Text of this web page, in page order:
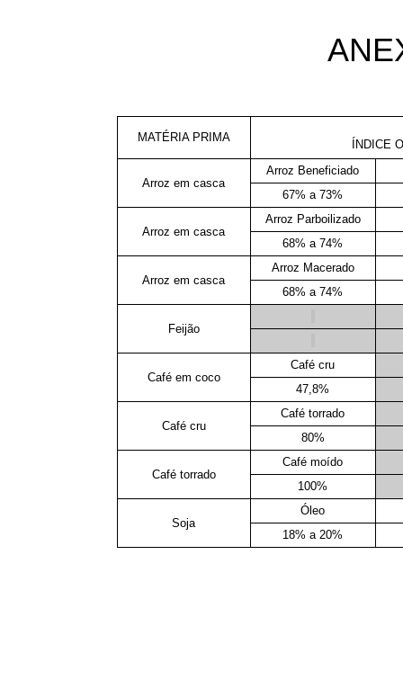
MATÉRIA PRIMA
ÍNDICE
Arroz em casca
Arroz Beneficiado
67% a 73%
Arroz em casca
Arroz Parboilizado
68% a 74%
Arroz em casca
Arroz Macerado
68% a 74%
Feijão
Café em coco
Café cru
47,8%
Café cru
Café torrado
80%
Café torrado
Café moído
100%
Soja
Óleo
18% a 20%